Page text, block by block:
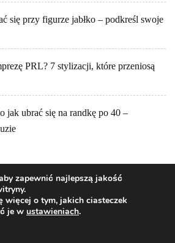
się przy figurze jabłko – podkreśl swoje
PRL? 7 stylizacji, które przeniosą
jak ubrać się na randkę po 40 –
zapewnić najlepszą jakość
więcej o tym, jakich ciasteczek
je w ustawieniach.